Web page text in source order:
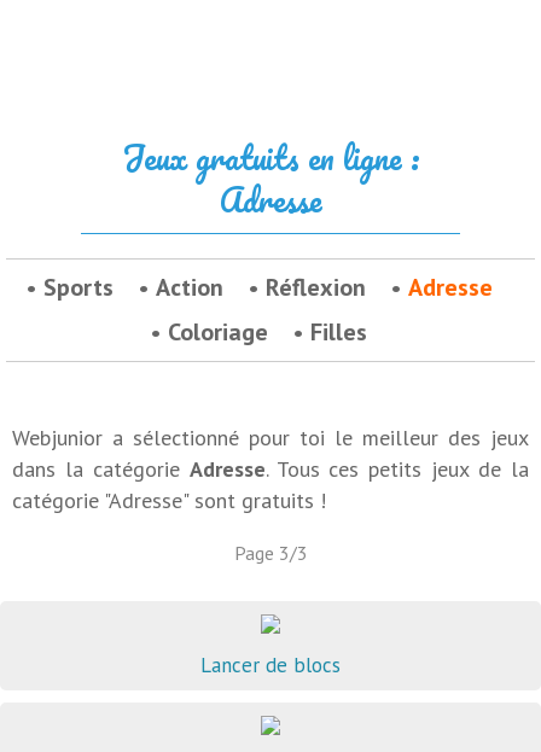
Jeux gratuits en ligne :
Adresse
Sports Action Réflexion
Adresse
Coloriage
Filles
Webjunior a sélectionné pour toi le meilleur des jeux
dans la catégorie Adresse. Tous ces petits jeux de la
catégorie "Adresse" sont gratuits !
Page 3/3
Lancer de blocs